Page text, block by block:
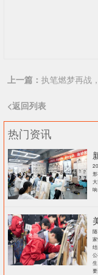
上一篇： 执笔燃梦再战
<返回列表
热门资讯